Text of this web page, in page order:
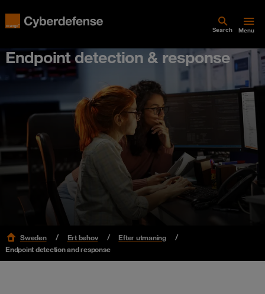
Search Menu
Endpoint detection & response
Sweden Ert behov
Efter utmaning
Endpoint detection and response